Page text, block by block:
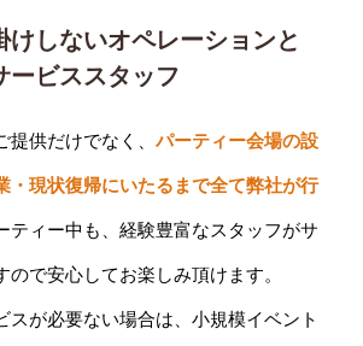
けしないオペレーションと
ービススタッフ
提供だけでなく、パーティー会場の設
・現状復帰にいたるまで全て弊社が行
ティー中も、経験豊富なスタッフがサ
ので安心してお楽しみ頂けます。
が必要ない場合は、小規模イベント